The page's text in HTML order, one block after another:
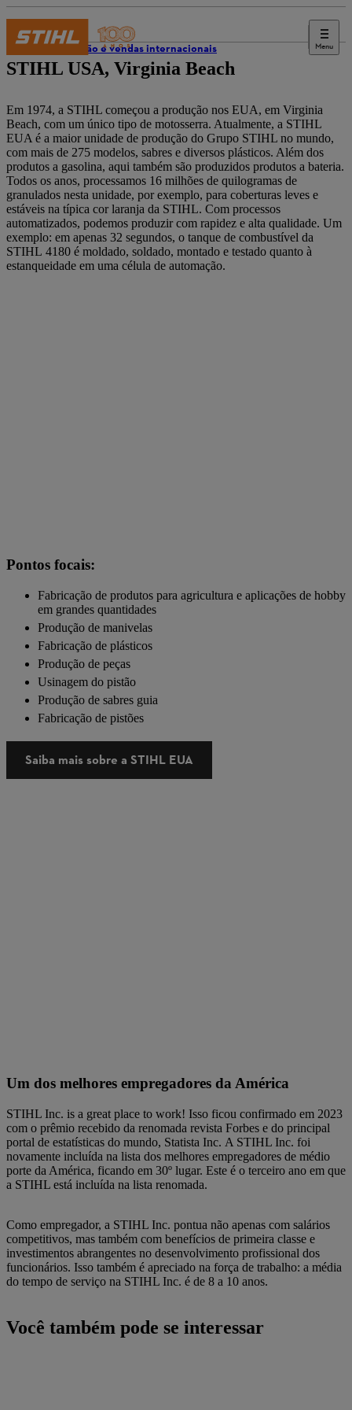
Menu
Produção e vendas internacionais
STIHL USA, Virginia Beach
Em 1974, a STIHL começou a produção nos EUA, em Virginia
Beach, com um único tipo de motosserra. Atualmente, a STIHL
EUA é a maior unidade de produção do Grupo STIHL no mundo,
com mais de 275 modelos, sabres e diversos plásticos. Além dos
produtos a gasolina, aqui também são produzidos produtos a bateria.
Todos os anos, processamos 16 milhões de quilogramas de
granulados nesta unidade, por exemplo, para coberturas leves e
estáveis na típica cor laranja da STIHL. Com processos
automatizados, podemos produzir com rapidez e alta qualidade. Um
exemplo: em apenas 32 segundos, o tanque de combustível da
STIHL 4180 é moldado, soldado, montado e testado quanto à
estanqueidade em uma célula de automação.
Pontos focais:
Fabricação de produtos para agricultura e aplicações de hobby
em grandes quantidades
Produção de manivelas
Fabricação de plásticos
Produção de peças
Usinagem do pistão
Produção de sabres guia
Fabricação de pistões
Saiba mais sobre a STIHL EUA
Um dos melhores empregadores da América
STIHL Inc. is a great place to work! Isso ficou confirmado em 2023
com o prêmio recebido da renomada revista Forbes e do principal
portal de estatísticas do mundo, Statista Inc. A STIHL Inc. foi
novamente incluída na lista dos melhores empregadores de médio
porte da América, ficando em 30º lugar. Este é o terceiro ano em que
a STIHL está incluída na lista renomada.
Como empregador, a STIHL Inc. pontua não apenas com salários
competitivos, mas também com benefícios de primeira classe e
investimentos abrangentes no desenvolvimento profissional dos
funcionários. Isso também é apreciado na força de trabalho: a média
do tempo de serviço na STIHL Inc. é de 8 a 10 anos.
Você também pode se interessar